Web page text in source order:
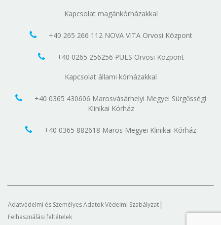
Kapcsolat magánkórházakkal
+40 265 266 112 NOVA VITA Orvosi Központ
+40 0265 256256 PULS Orvosi Központ
Kapcsolat állami kórházakkal
+40 0365 430606 Marosvásárhelyi Megyei Sürgősségi
Klinikai Kórház
+40 0365 882618 Maros Megyei Klinikai Kórház
Adatvédelmi és Személyes Adatok Védelmi Szabályzat
Felhasználási feltételek